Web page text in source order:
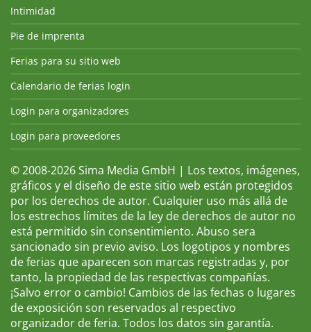
Intimidad
Pie de imprenta
Ferias para su sitio web
Calendario de ferias login
Login para organizadores
Login para proveedores
© 2008-2026 Sima Media GmbH | Los textos, imágenes,
gráficos y el diseño de este sitio web están protegidos
por los derechos de autor. Cualquier uso más allá de
los estrechos límites de la ley de derechos de autor no
está permitido sin consentimiento. Abuso sera
sancionado sin previo aviso. Los logotipos y nombres
de ferias que aparecen son marcas registradas y, por
tanto, la propiedad de las respectivas compañías.
¡Salvo error o cambio! Cambios de las fechas o lugares
de exposición son reservados al respectivo
organizador de feria. Todos los datos sin garantía.